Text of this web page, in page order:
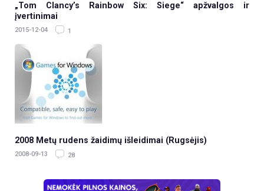
„Tom Clancy’s Rainbow Six: Siege“ apžvalgos ir
įvertinimai
2015-12-04 1
2008 Metų rudens žaidimų išleidimai (Rugsėjis)
2008-09-13 28